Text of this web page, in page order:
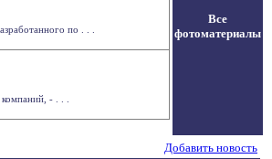
по . . .
- . . .
Все
фотоматериалы
Добавить новость